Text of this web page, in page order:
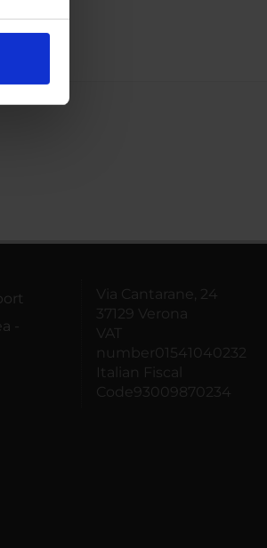
-
Via Cantarane, 24
37129 Verona
VAT
number01541040232
Italian Fiscal
Code93009870234